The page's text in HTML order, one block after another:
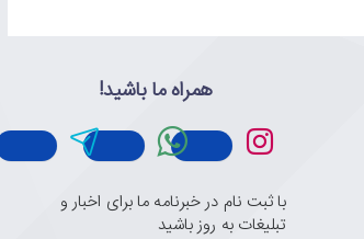
همراه ما باشید!
با ثبت نام در خبرنامه ما برای اخبار و
تبلیغات به روز باشید